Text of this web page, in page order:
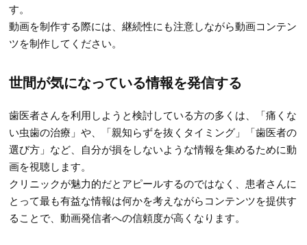
す。
動画を制作する際には、継続性にも注意しながら動画コンテン
ツを制作してください。
世間が気になっている情報を発信する
歯医者さんを利用しようと検討している方の多くは、「痛くな
い虫歯の治療」や、「親知らずを抜くタイミング」「歯医者の
選び方」など、自分が損をしないような情報を集めるために動
画を視聴します。
クリニックが魅力的だとアピールするのではなく、患者さんに
とって最も有益な情報は何かを考えながらコンテンツを提供す
ることで、動画発信者への信頼度が高くなります。